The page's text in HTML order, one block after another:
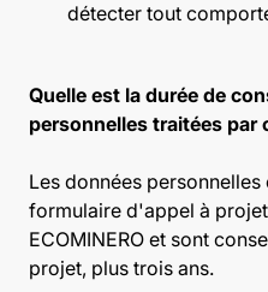
détecter tout
Quelle est la durée de
personnelles traitées par
Les données
formulaire d'appel à
ECOMINERO et sont
projet, plus trois ans.